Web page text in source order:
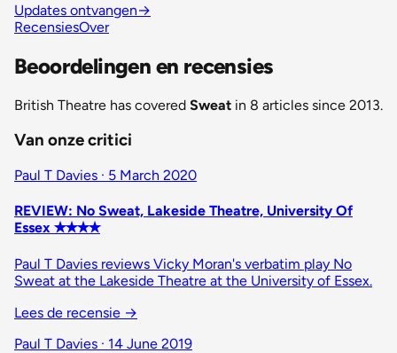
Updates ontvangen→
RecensiesOver
Beoordelingen en recensies
British Theatre has covered Sweat in 8 articles since 2013.
Van onze critici
Paul T Davies · 5 March 2020
REVIEW: No Sweat, Lakeside Theatre, University Of
Essex ✭✭✭✭
Paul T Davies reviews Vicky Moran's verbatim play No
Sweat at the Lakeside Theatre at the University of Essex.
Lees de recensie →
Paul T Davies · 14 June 2019